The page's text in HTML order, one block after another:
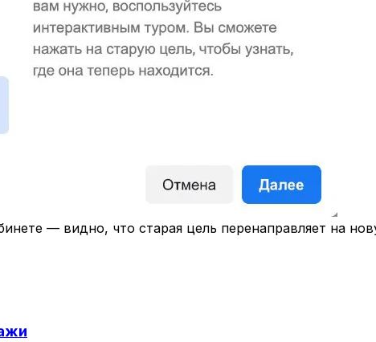
— видно, что старая цель перенаправляет на